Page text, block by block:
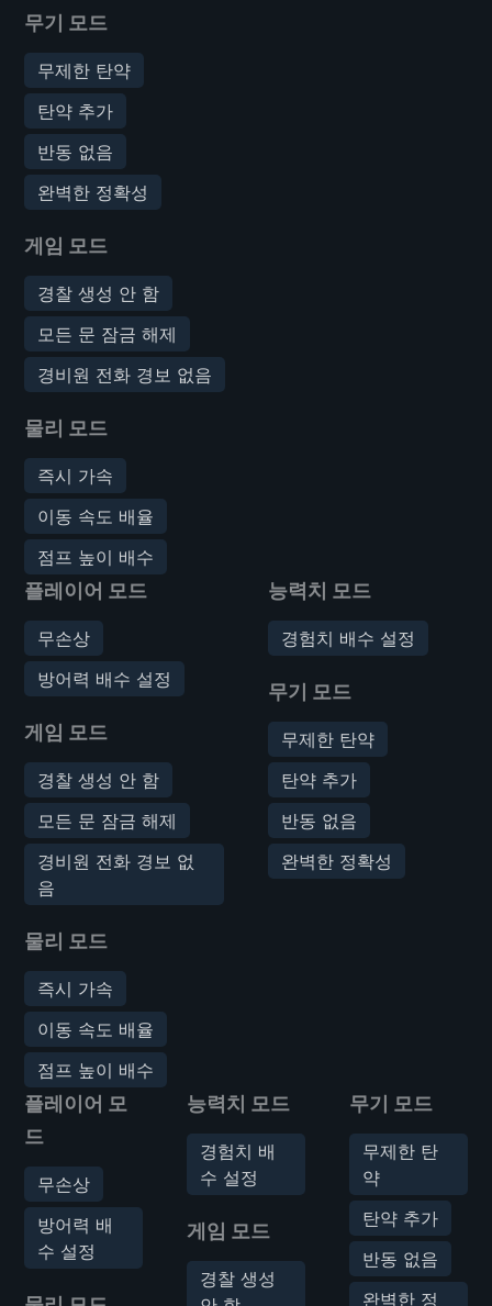
무기 모드
무제한 탄약
탄약 추가
반동 없음
완벽한 정확성
게임 모드
경찰 생성 안 함
모든 문 잠금 해제
경비원 전화 경보 없음
물리 모드
즉시 가속
이동 속도 배율
점프 높이 배수
플레이어 모드
무손상
방어력 배수 설정
게임 모드
경찰 생성 안 함
모든 문 잠금 해제
경비원 전화 경보 없
음
물리 모드
즉시 가속
이동 속도 배율
점프 높이 배수
능력치 모드
경험치 배수 설정
무기 모드
무제한 탄약
탄약 추가
반동 없음
완벽한 정확성
플레이어 모
드
무손상
방어력 배
수 설정
능력치 모드
경험치 배
수 설정
게임 모드
경찰 생성
무기 모드
무제한 탄
약
탄약 추가
반동 없음
완벽한 정